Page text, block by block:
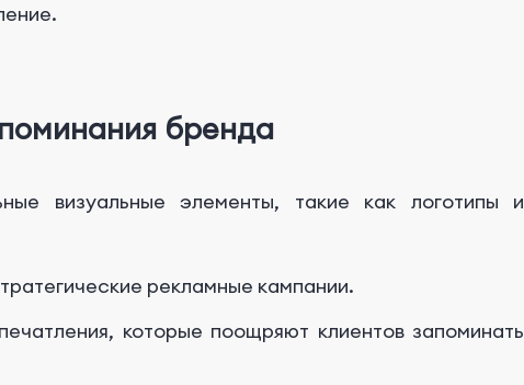
бренда
визуальные элементы, такие как логотипы и
рекламные кампании.
которые поощряют клиентов запоминать